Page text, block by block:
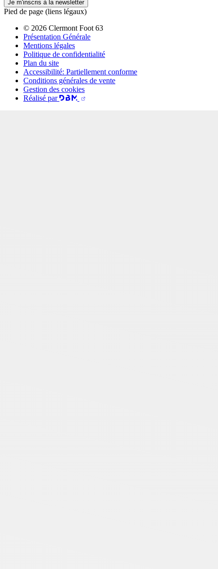
Je m'inscris à la newsletter
Pied de page (liens légaux)
© 2026 Clermont Foot 63
Présentation Générale
Mentions légales
Politique de confidentialité
Plan du site
Accessibilité: Partiellement conforme
Conditions générales de vente
Gestion des cookies
Réalisé par